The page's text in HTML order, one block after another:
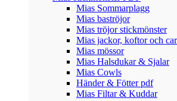
Mias Sommarplagg
Mias baströjor
Mias tröjor stickmönster
Mias jackor, koftor och
Mias mössor
Mias Halsdukar & Sjalar
Mias Cowls
Händer & Fötter pdf
Mias Filtar & Kuddar